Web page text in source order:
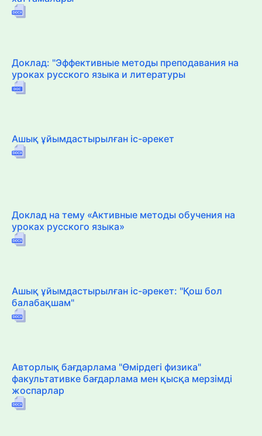
Доклад: "Эффективные методы преподавания на
уроках русского языка и литературы
Ашық ұйымдастырылған іс-әрекет
Доклад на тему «Активные методы обучения на
уроках русского языка»
Ашық ұйымдастырылған іс-әрекет: "Қош бол
балабақшам"
Авторлық бағдарлама "Өмірдегі физика"
факультативке бағдарлама мен қысқа мерзімді
жоспарлар